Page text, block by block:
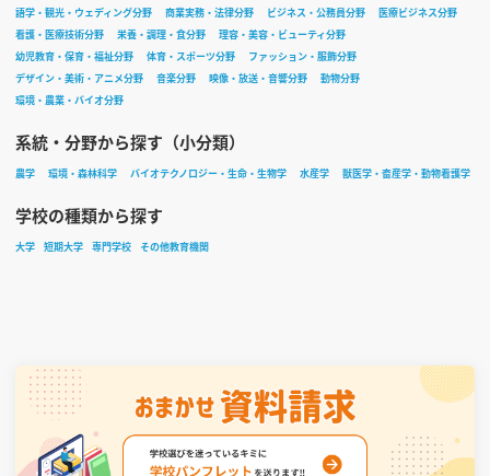
語学・観光・ウェディング分野
商業実務・法律分野 ビジネス・公務員分野
医療ビジネス分野
看護・医療技術分野
栄養・調理・食分野
理容・美容・ビューティ分野
幼児教育・保育・福祉分野
体育・スポーツ分野
ファッション・服飾分野
デザイン・美術・アニメ分野
音楽分野 映像・放送・音響分野
動物分野
環境・農業・バイオ分野
系統・分野から探す（小分類）
農学 環境・森林科学 バイオテクノロジー・生命・生物学 水産学 獣医学・畜産学・動物看護学
学校の種類から探す
大学 短期大学 専門学校 その他教育機関